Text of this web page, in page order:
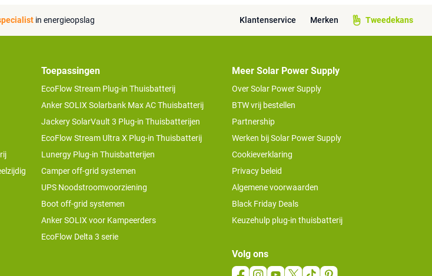
in energieopslag Klantenservice Merken Tweedekans
Toepassingen
EcoFlow Stream Plug-in Thuisbatterij
Anker SOLIX Solarbank Max AC Thuisbatterij
Jackery SolarVault 3 Plug-in Thuisbatterijen
EcoFlow Stream Ultra X Plug-in Thuisbatterij
Lunergy Plug-in Thuisbatterijen
Camper off-grid systemen
UPS Noodstroomvoorziening
Boot off-grid systemen
Anker SOLIX voor Kampeerders
EcoFlow Delta 3 serie
Meer Solar Power Supply
Over Solar Power Supply
BTW vrij bestellen
Partnership
Werken bij Solar Power Supply
Cookieverklaring
Privacy beleid
Algemene voorwaarden
Black Friday Deals
Keuzehulp plug-in thuisbatterij
Volg ons